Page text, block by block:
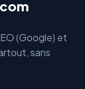
(Google) et
sans